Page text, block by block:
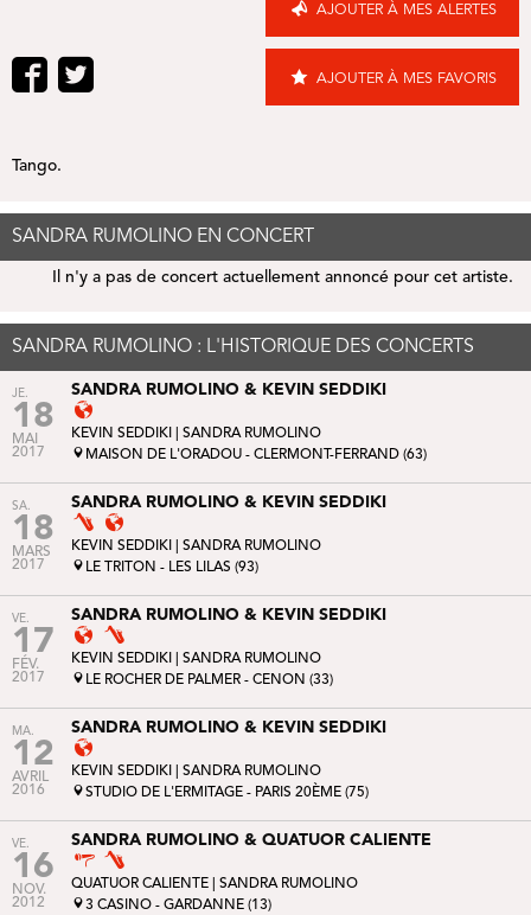
AJOUTER À MES ALERTES
AJOUTER À MES FAVORIS
Tango.
SANDRA RUMOLINO EN CONCERT
Il n'y a pas de concert actuellement annoncé pour cet artiste.
SANDRA RUMOLINO : L'HISTORIQUE DES CONCERTS
JE.
18
MAI
2017
SANDRA RUMOLINO & KEVIN SEDDIKI
KEVIN SEDDIKI
| SANDRA RUMOLINO
MAISON DE L'ORADOU - CLERMONT-FERRAND (63)
SA.
18
MARS
2017
SANDRA RUMOLINO & KEVIN SEDDIKI
KEVIN SEDDIKI
| SANDRA RUMOLINO
LE TRITON - LES LILAS (93)
VE.
17
FÉV.
2017
SANDRA RUMOLINO & KEVIN SEDDIKI
KEVIN SEDDIKI
| SANDRA RUMOLINO
LE ROCHER DE PALMER - CENON (33)
MA.
12
AVRIL
2016
SANDRA RUMOLINO & KEVIN SEDDIKI
KEVIN SEDDIKI
| SANDRA RUMOLINO
STUDIO DE L'ERMITAGE - PARIS 20ÈME (75)
VE.
16
NOV.
2012
SANDRA RUMOLINO & QUATUOR CALIENTE
QUATUOR CALIENTE | SANDRA RUMOLINO
3 CASINO - GARDANNE (13)